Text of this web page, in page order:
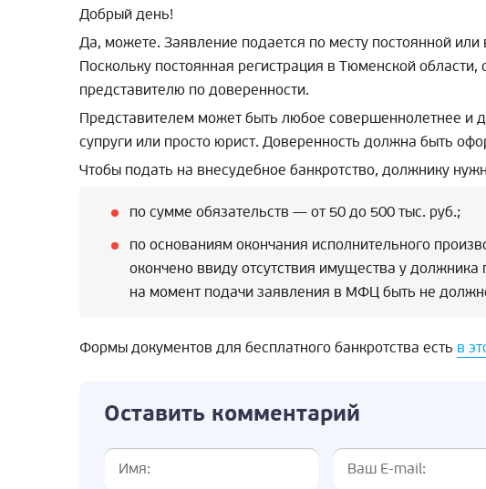
Добрый день!
Да, можете. Заявление подается по месту постоянной
Поскольку постоянная регистрация в Тюменской
представителю по доверенности.
Представителем может быть любое совершеннолетнее и
супруги или просто юрист. Доверенность должна быть
Чтобы подать на внесудебное банкротство, должнику
по сумме обязательств — от 50 до 500 тыс. руб.;
по основаниям окончания исполнительного
окончено ввиду отсутствия имущества у
на момент подачи заявления в МФЦ быть не
Формы документов для бесплатного банкротства есть в
Оставить комментарий